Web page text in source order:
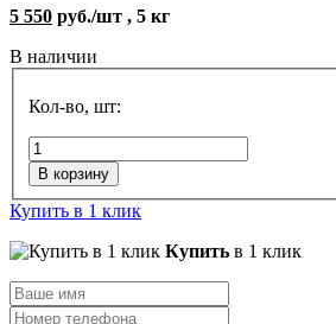
5 550 руб./шт , 5 кг
В наличии
Кол-во, шт:
В корзину
Купить в 1 клик
Купить в 1 клик